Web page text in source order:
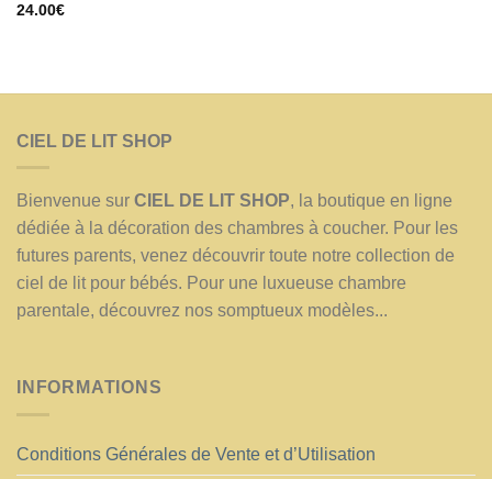
24.00€
CIEL DE LIT SHOP
Bienvenue sur CIEL DE LIT SHOP, la boutique en ligne
dédiée à la décoration des chambres à coucher. Pour les
futures parents, venez découvrir toute notre collection de
ciel de lit pour bébés. Pour une luxueuse chambre
parentale, découvrez nos somptueux modèles...
INFORMATIONS
Conditions Générales de Vente et d’Utilisation